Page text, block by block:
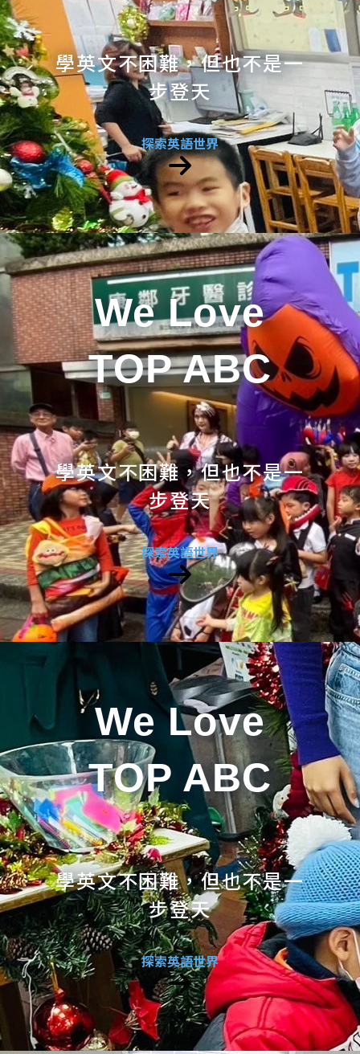
學英文不困難，但也不是一
步登天
探索英語世界
We Love
TOP ABC
學英文不困難，但也不是一
步登天
探索英語世界
We Love
TOP ABC
學英文不困難，但也不是一
步登天
探索英語世界